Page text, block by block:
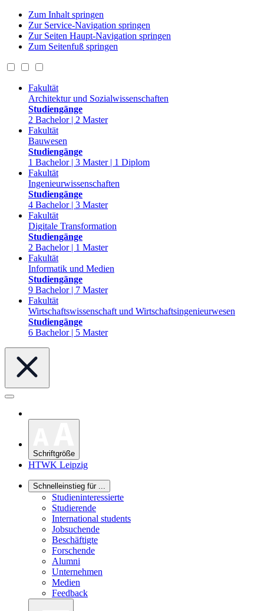
Zum Inhalt springen
Zur Service-Navigation springen
Zur Seiten Haupt-Navigation springen
Zum Seitenfuß springen
Fakultät
Architektur und Sozialwissenschaften
Studiengänge
2 Bachelor | 2 Master
Fakultät
Bauwesen
Studiengänge
1 Bachelor | 3 Master | 1 Diplom
Fakultät
Ingenieurwissenschaften
Studiengänge
4 Bachelor | 3 Master
Fakultät
Digitale Transformation
Studiengänge
2 Bachelor | 1 Master
Fakultät
Informatik und Medien
Studiengänge
9 Bachelor | 7 Master
Fakultät
Wirtschaftswissenschaft und Wirtschaftsingenieurwesen
Studiengänge
6 Bachelor | 5 Master
Schriftgröße
HTWK Leipzig
Schnelleinstieg für ...
Studieninteressierte
Studierende
International students
Jobsuchende
Beschäftigte
Forschende
Alumni
Unternehmen
Medien
Feedback